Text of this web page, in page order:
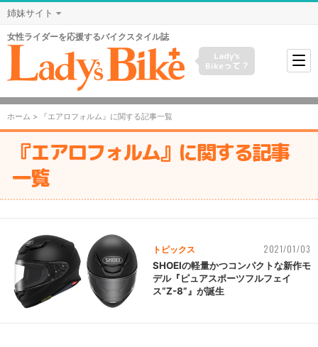
姉妹サイト
女性ライダーを応援するバイクスタイル誌
Lady's
Bikeって？
ホーム > 『エアロフォルム』に関する記事一覧
『エアロフォルム』に関する記事
一覧
トピックス 2021/01/03
SHOEIの軽量かつコンパクトな新作モ
デル『ピュアスポーツフルフェイ
ス“Z-8”』が誕生